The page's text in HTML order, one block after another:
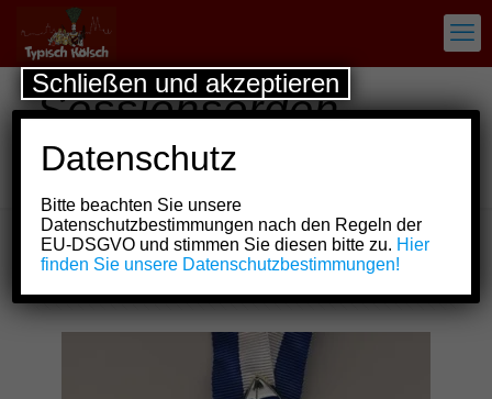
Sessionsorden
Blau-Wiesse
Funken Wahn
Datenschutz
Bitte beachten Sie unsere
Datenschutzbestimmungen nach den Regeln der
EU-DSGVO und stimmen Sie diesen bitte zu. Hier
finden Sie unsere Datenschutzbestimmungen!
Schließen und akzeptieren